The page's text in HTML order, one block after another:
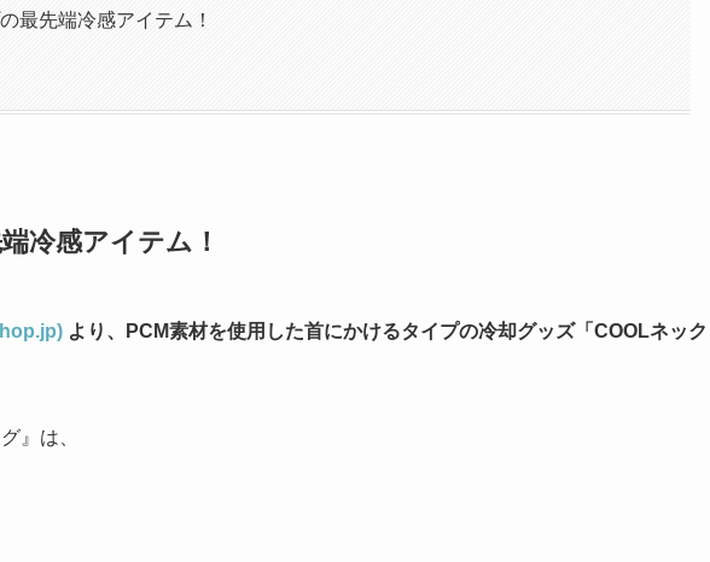
最先端冷感アイテム！
冷感アイテム！
より、PCM素材を使用した首にかけるタイプの冷却グッズ「COOLネック
』は、